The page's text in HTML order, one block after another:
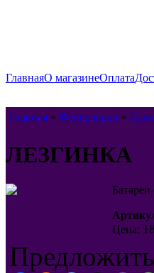
ГлавнаяО магазинеОплата
Главная » Фейерверки »
ЛЕЗГИНКА
Цена: